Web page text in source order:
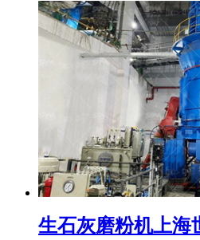
生石灰磨粉机上海